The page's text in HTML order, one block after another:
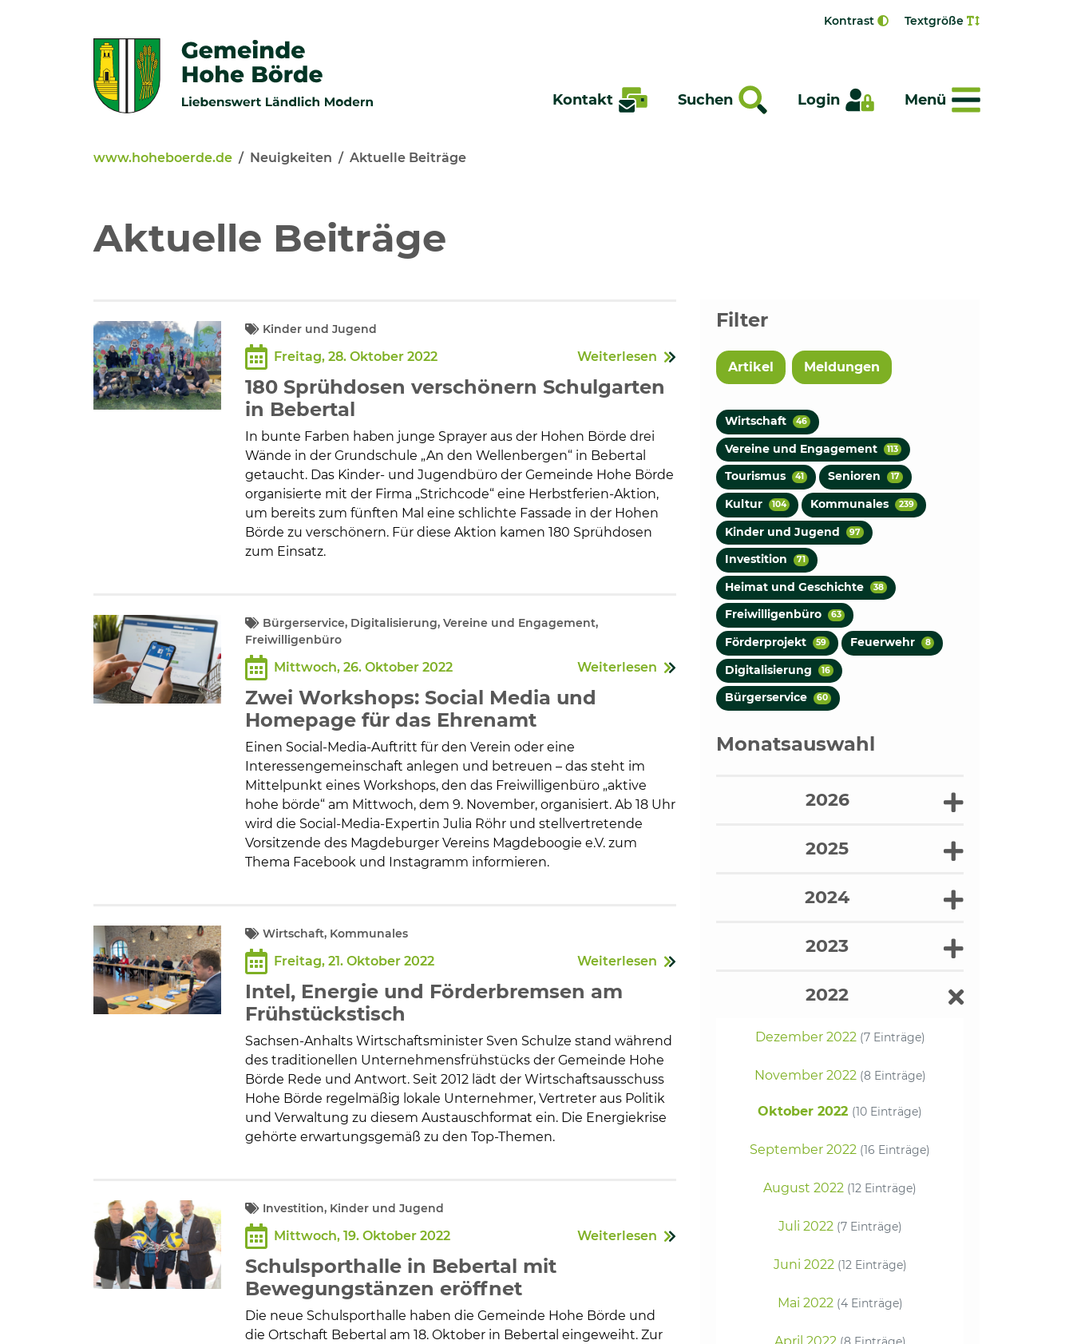
Kontrast Textgröße
Kontakt Suchen Login Menü
Menü
Veröffentlichungen
Bildung und Soziales
Wirtschaft, Bauen, Verkehr
Tourismus, Freizeit, Dorfleben
Ehrenamt und Engagement
www.hoheboerde.de Neuigkeiten Aktuelle Beiträge
Aktuelle Beiträge
Kinder und Jugend
Freitag, 28. Oktober 2022 Weiterlesen
180 Sprühdosen verschönern Schulgarten
in Bebertal
In bunte Farben haben junge Sprayer aus der Hohen Börde drei
Wände in der Grundschule „An den Wellenbergen“ in Bebertal
getaucht. Das Kinder- und Jugendbüro der Gemeinde Hohe Börde
organisierte mit der Firma „Strichcode“ eine Herbstferien-Aktion,
um bereits zum fünften Mal eine schlichte Fassade in der Hohen
Börde zu verschönern. Für diese Aktion kamen 180 Sprühdosen
zum Einsatz.
Bürgerservice, Digitalisierung, Vereine und Engagement,
Freiwilligenbüro
Mittwoch, 26. Oktober 2022 Weiterlesen
Zwei Workshops: Social Media und
Homepage für das Ehrenamt
Einen Social-Media-Auftritt für den Verein oder eine
Interessengemeinschaft anlegen und betreuen – das steht im
Mittelpunkt eines Workshops, den das Freiwilligenbüro „aktive
hohe börde“ am Mittwoch, dem 9. November, organisiert. Ab 18 Uhr
wird die Social-Media-Expertin Julia Röhr und stellvertretende
Vorsitzende des Magdeburger Vereins Magdeboogie e.V. zum
Thema Facebook und Instagramm informieren.
Wirtschaft, Kommunales
Freitag, 21. Oktober 2022 Weiterlesen
Intel, Energie und Förderbremsen am
Frühstückstisch
Sachsen-Anhalts Wirtschaftsminister Sven Schulze stand während
des traditionellen Unternehmensfrühstücks der Gemeinde Hohe
Börde Rede und Antwort. Seit 2012 lädt der Wirtschaftsausschuss
Hohe Börde regelmäßig lokale Unternehmer, Vertreter aus Politik
und Verwaltung zu diesem Austauschformat ein. Die Energiekrise
gehörte erwartungsgemäß zu den Top-Themen.
Investition, Kinder und Jugend
Mittwoch, 19. Oktober 2022 Weiterlesen
Schulsporthalle in Bebertal mit
Bewegungstänzen eröffnet
Die neue Schulsporthalle haben die Gemeinde Hohe Börde und
die Ortschaft Bebertal am 18. Oktober in Bebertal eingeweiht. Zur
Filter
Artikel Meldungen
Wirtschaft 46
Vereine und Engagement 113
Tourismus 41 Senioren 17
Kultur 104 Kommunales 239
Kinder und Jugend 97
Investition 71
Heimat und Geschichte 38
Freiwilligenbüro 63
Förderprojekt 59 Feuerwehr 8
Digitalisierung 16
Bürgerservice 60
Monatsauswahl
2026
2025
2024
2023
2022
Dezember 2022 (7 Einträge)
November 2022 (8 Einträge)
Oktober 2022 (10 Einträge)
September 2022 (16 Einträge)
August 2022 (12 Einträge)
Juli 2022 (7 Einträge)
Juni 2022 (12 Einträge)
Mai 2022 (4 Einträge)